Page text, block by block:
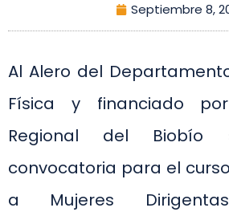
Septiembre 8,
Al Alero del
Física y financiado
Regional del
convocatoria para el
a Mujeres